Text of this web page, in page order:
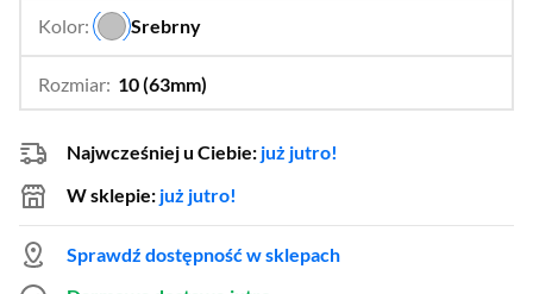
Kolor: Srebrny
Rozmiar: 10 (63mm)
7 (55mm), 9 (60mm)
Najwcześniej u Ciebie: już jutro!
W sklepie: już jutro!
Sprawdź dostępność w sklepach